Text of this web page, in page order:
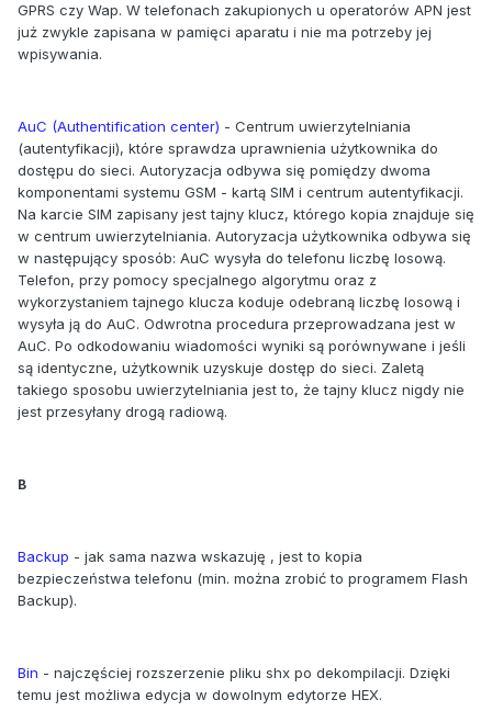
GPRS czy Wap. W telefonach zakupionych u operatorów APN jest
już zwykle zapisana w pamięci aparatu i nie ma potrzeby jej
wpisywania.
AuC (Authentification center) - Centrum uwierzytelniania
(autentyfikacji), które sprawdza uprawnienia użytkownika do
dostępu do sieci. Autoryzacja odbywa się pomiędzy dwoma
komponentami systemu GSM - kartą SIM i centrum autentyfikacji.
Na karcie SIM zapisany jest tajny klucz, którego kopia znajduje się
w centrum uwierzytelniania. Autoryzacja użytkownika odbywa się
w następujący sposób: AuC wysyła do telefonu liczbę losową.
Telefon, przy pomocy specjalnego algorytmu oraz z
wykorzystaniem tajnego klucza koduje odebraną liczbę losową i
wysyła ją do AuC. Odwrotna procedura przeprowadzana jest w
AuC. Po odkodowaniu wiadomości wyniki są porównywane i jeśli
są identyczne, użytkownik uzyskuje dostęp do sieci. Zaletą
takiego sposobu uwierzytelniania jest to, że tajny klucz nigdy nie
jest przesyłany drogą radiową.
B
Backup - jak sama nazwa wskazuję , jest to kopia
bezpieczeństwa telefonu (min. można zrobić to programem Flash
Backup).
Bin - najczęściej rozszerzenie pliku shx po dekompilacji. Dzięki
temu jest możliwa edycja w dowolnym edytorze HEX.